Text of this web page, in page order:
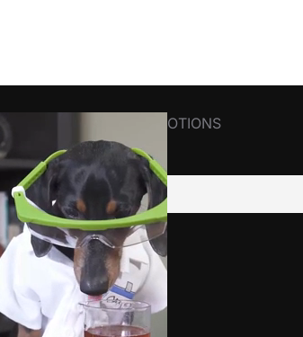
FOR NEWS&PROMOTIONS
Email